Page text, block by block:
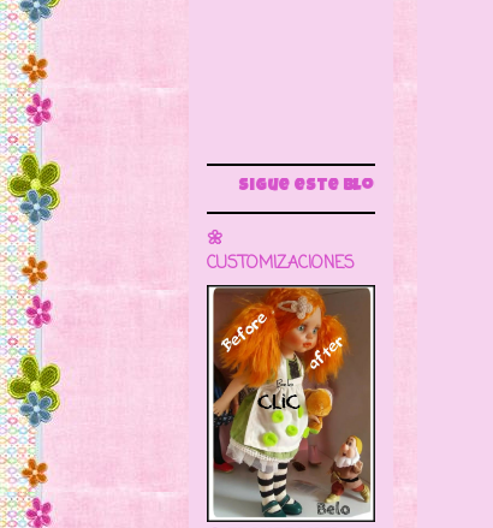
Sigue este blog para más información
🌼
CUSTOMIZACIONES